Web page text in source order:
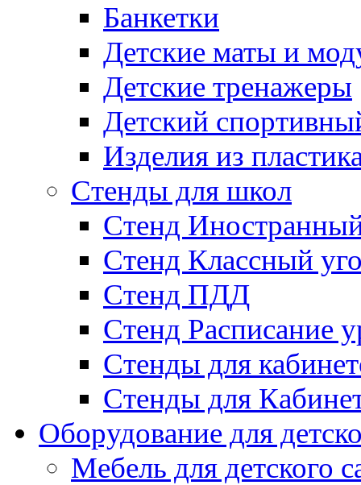
Банкетки
Детские маты и
Детские тренажеры
Детский
Изделия из
Стенды для школ
Стенд
Стенд Классный
Стенд ПДД
Стенд Расписание
Стенды для
Стенды для
Оборудование для
Мебель для детского